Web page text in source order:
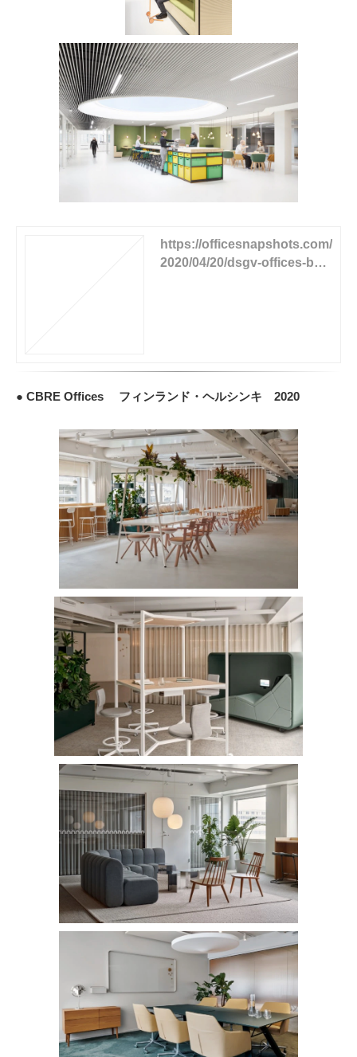
https://officesnapshots.com/
2020/04/20/dsgv-offices-berli
● CBRE Offices フィンランド・ヘルシンキ 2020